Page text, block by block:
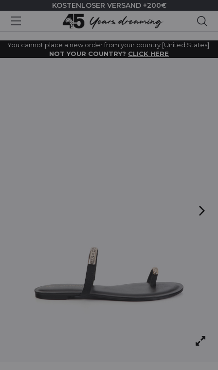
KOSTENLOSER VERSAND +200€
You cannot place a new order from your country [United States].
NOT YOUR COUNTRY? CLICK HERE